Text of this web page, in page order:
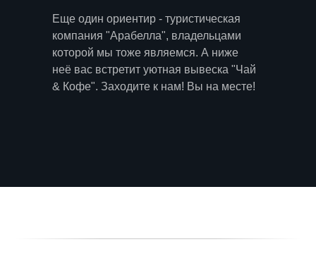
Еще один ориентир - туристическая
компания "Арабелла", владельцами
которой мы тоже являемся. А ниже
неё вас встретит уютная вывеска "Чай
& Кофе". Заходите к нам! Вы на месте!